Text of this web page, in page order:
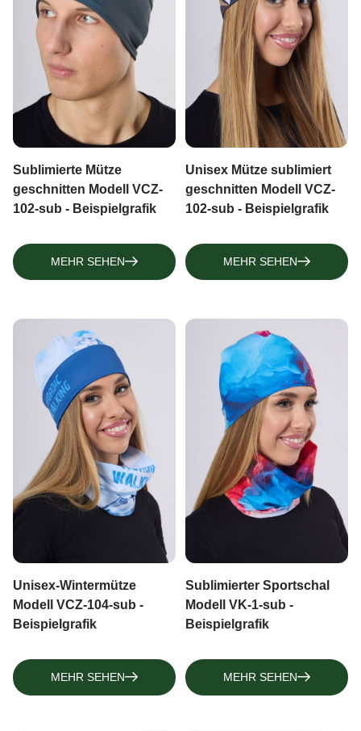
Sublimierte Mütze
geschnitten Modell VCZ-
102-sub - Beispielgrafik
MEHR SEHEN
Unisex Mütze sublimiert
geschnitten Modell VCZ-
102-sub - Beispielgrafik
MEHR SEHEN
Unisex-Wintermütze
Modell VCZ-104-sub -
Beispielgrafik
MEHR SEHEN
Sublimierter Sportschal
Modell VK-1-sub -
Beispielgrafik
MEHR SEHEN